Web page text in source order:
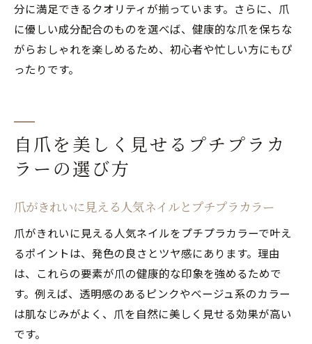
分に満足できるクオリティが揃っています。さらに、爪
に優しい成分配合のものを選べば、健康的な爪を保ちな
がらおしゃれを楽しめるため、初心者や忙しい方にもぴ
ったりです。
自爪を美しく見せるプチプラカ
ラーの選び方
爪がきれいに見える人気ネイルとプチプラカラー
爪がきれいに見える人気ネイルをプチプラカラーで叶え
るポイントは、発色の良さとツヤ感にあります。理由
は、これらの要素が爪の健康的な印象を強めるためで
す。例えば、透明感のあるピンクやベージュ系のカラー
は肌なじみがよく、爪を自然に美しく見せる効果が高い
です。